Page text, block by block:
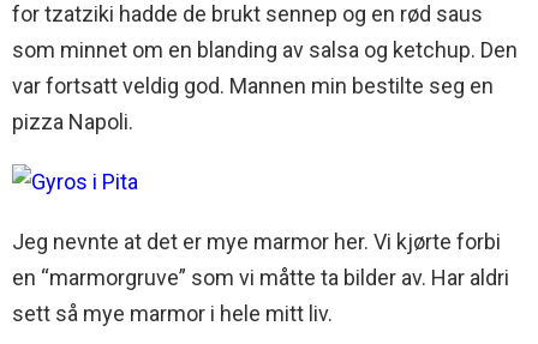
for tzatziki hadde de brukt sennep og en rød saus
som minnet om en blanding av salsa og ketchup. Den
var fortsatt veldig god. Mannen min bestilte seg en
pizza Napoli.
Jeg nevnte at det er mye marmor her. Vi kjørte forbi
en “marmorgruve” som vi måtte ta bilder av. Har aldri
sett så mye marmor i hele mitt liv.